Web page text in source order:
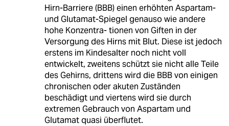
Hirn-Barriere (BBB) einen erhöhten Aspartam-
und Glutamat-Spiegel genauso wie andere
hohe Konzentra- tionen von Giften in der
Versorgung des Hirns mit Blut. Diese ist jedoch
erstens im Kindesalter noch nicht voll
entwickelt, zweitens schützt sie nicht alle Teile
des Gehirns, drittens wird die BBB von einigen
chronischen oder akuten Zuständen
beschädigt und viertens wird sie durch
extremen Gebrauch von Aspartam und
Glutamat quasi überflutet.